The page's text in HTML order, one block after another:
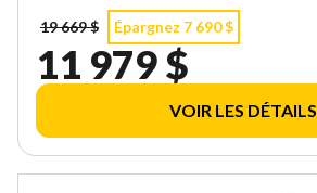
19 669 $
Épargnez 7 690 $
11 979 $
VOIR LES DÉTAILS